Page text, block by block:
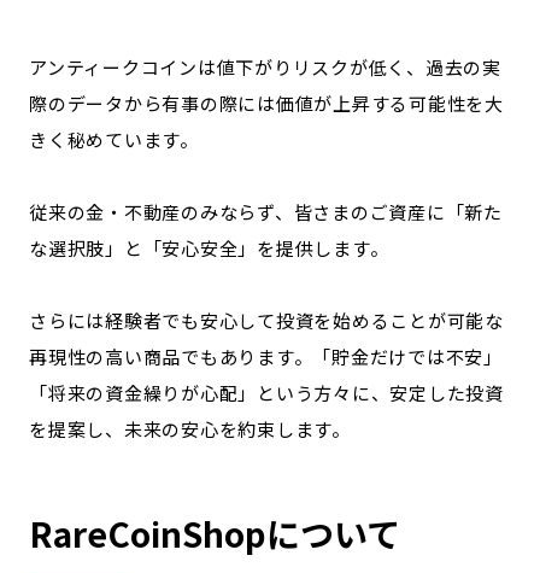
アンティークコインは値下がりリスクが低く、過去の実
際のデータから有事の際には価値が上昇する可能性を大
きく秘めています。
従来の金・不動産のみならず、皆さまのご資産に「新た
な選択肢」と「安心安全」を提供します。
さらには経験者でも安心して投資を始めることが可能な
再現性の高い商品でもあります。「貯金だけでは不安」
「将来の資金繰りが心配」という方々に、安定した投資
を提案し、未来の安心を約束します。
RareCoinShopについて